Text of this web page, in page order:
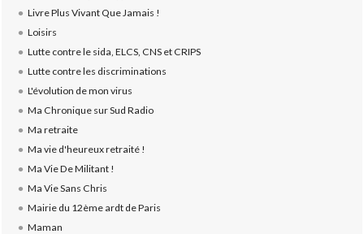
Livre Plus Vivant Que Jamais !
Loisirs
Lutte contre le sida, ELCS, CNS et CRIPS
Lutte contre les discriminations
L'évolution de mon virus
Ma Chronique sur Sud Radio
Ma retraite
Ma vie d'heureux retraité !
Ma Vie De Militant !
Ma Vie Sans Chris
Mairie du 12ème ardt de Paris
Maman